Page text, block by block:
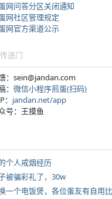
网问答分区关闭通知
网社区管理规定
网官方渠道公示
送门
：sein@jandan.com
： 微信小程序煎蛋(扫码)
jandan.net/app
号：王摸鱼
个人戒烟经历
被骗彩礼了，30w
一个电饭煲，各位蛋友有自用